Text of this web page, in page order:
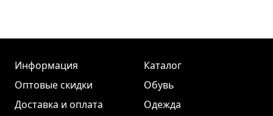
Информация
Оптовые скидки
Доставка и оплата
Каталог
Обувь
Одежда